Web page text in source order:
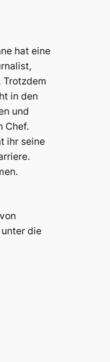
hat eine
Trotzdem
in den
und
Chef.
ihr seine
die